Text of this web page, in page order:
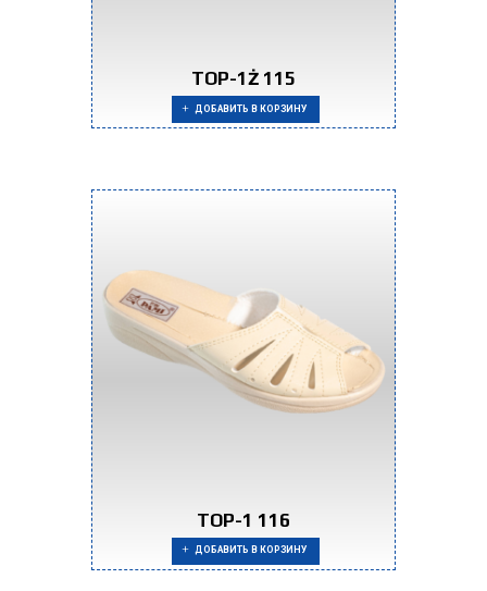
TOP-1Ż 115
ДОБАВИТЬ В КОРЗИНУ
TOP-1 116
ДОБАВИТЬ В КОРЗИНУ